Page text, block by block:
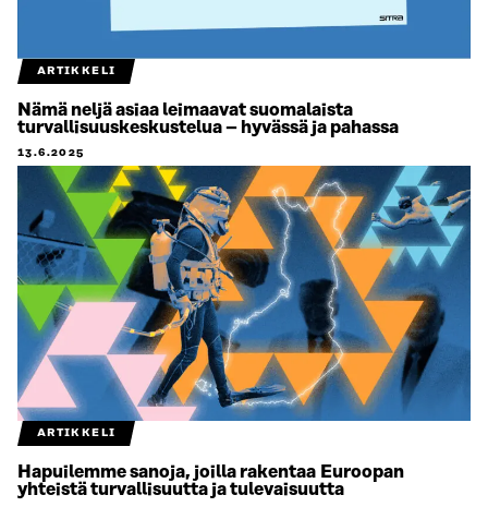
ARTIKKELI
Nämä neljä asiaa leimaavat suomalaista
turvallisuuskeskustelua – hyvässä ja pahassa
13.6.2025
ARTIKKELI
Hapuilemme sanoja, joilla rakentaa Euroopan
yhteistä turvallisuutta ja tulevaisuutta